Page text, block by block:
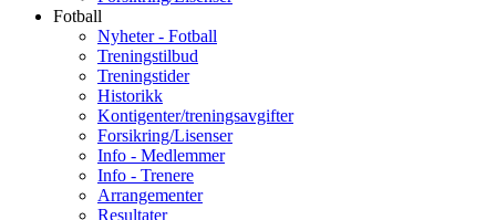
Fotball
Nyheter - Fotball
Treningstilbud
Treningstider
Historikk
Kontigenter/treningsavgifter
Forsikring/Lisenser
Info - Medlemmer
Info - Trenere
Arrangementer
Resultater